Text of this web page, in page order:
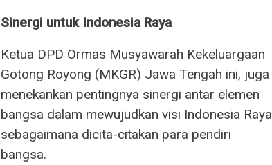
Sinergi untuk Indonesia Raya
Ketua DPD Ormas Musyawarah Kekeluargaan
Gotong Royong (MKGR) Jawa Tengah ini, juga
menekankan pentingnya sinergi antar elemen
bangsa dalam mewujudkan visi Indonesia Raya
sebagaimana dicita-citakan para pendiri
bangsa.